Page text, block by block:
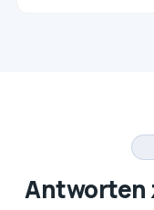
Antworten